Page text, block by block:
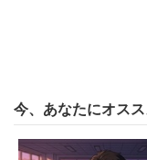
中で、すべての選
でいない」ことに
今、あなたにオス